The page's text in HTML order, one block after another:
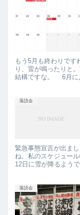
もう5月も終わりです
り、雷が鳴ったりと
結構ですな。 6月に
落語会
緊急事態宣言が出ま
ね。私のスケジュー
12日に雪が降るよう
落語会